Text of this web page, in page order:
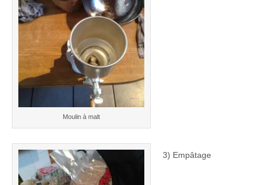
Moulin à malt
3) Empâtage